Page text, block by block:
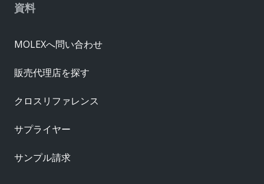
資料
MOLEXへ問い合わせ
販売代理店を探す
クロスリファレンス
サプライヤー
サンプル請求